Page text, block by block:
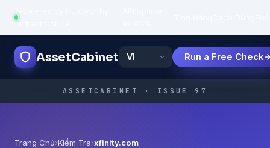
infrastructure
AssetCabinet Run a Free Check
ASSETCABINET · ISSUE 97
Trang Chủ›Kiểm Tra›xfinity.com